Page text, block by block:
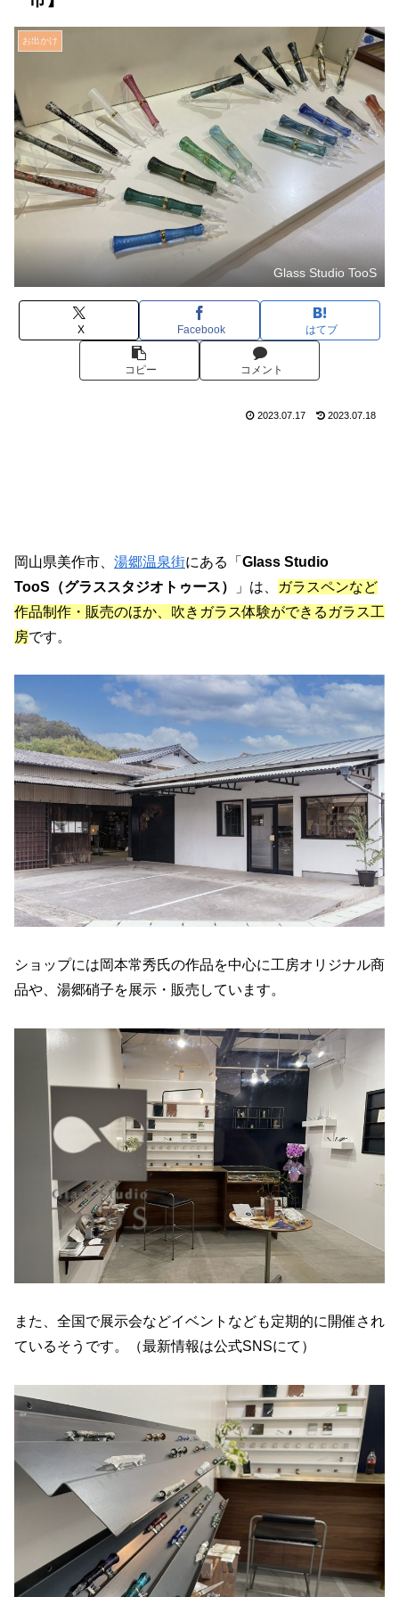
お出かけ
Glass Studio TooS
X Facebook はてブ
コピー コメント
2023.07.17 2023.07.18
岡山県美作市、 湯郷温泉街にある「 Glass Studio
TooS（グラススタジオトゥース）
」は、
ガラスペンなど
作品制作・販売のほか、吹きガラス体験ができるガラス工
房です。
ショップには岡本常秀氏の作品を中心に工房オリジナル商
品や、湯郷硝子を展示・販売しています。
また、全国で展示会などイベントなども定期的に開催され
ているそうです。（最新情報は公式SNSにて）